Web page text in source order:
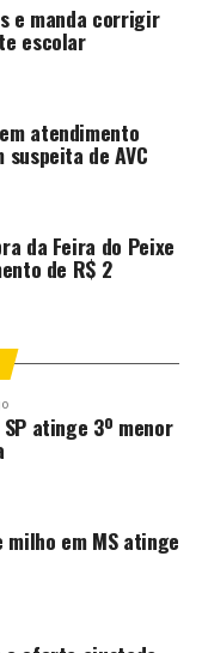
aeroporto
às 19h, de
semana e
A sala está
ao lado da
9 9972-1718.
que auxilia nas
também conta
a viagem, por
embarque.
do
e manda corrigir
escolar
atendimento
de AVC
da Feira do Peixe
de R$ 2
atinge 3º menor
em MS atinge